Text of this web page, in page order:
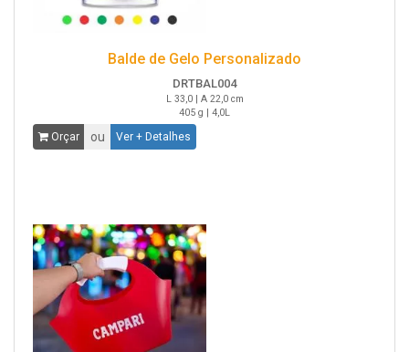
Balde de Gelo Personalizado
DRTBAL004
L 33,0 | A 22,0 cm
405 g | 4,0L
Orçar ou Ver + Detalhes